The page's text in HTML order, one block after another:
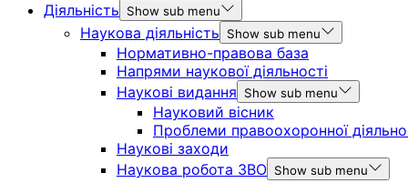
Діяльність
Show sub menu
Наукова діяльність Show sub menu
Нормативно-правова база
Напрями наукової діяльності
Наукові видання
Show sub menu
Науковий вісник
Проблеми правоохоронної
Наукові заходи
Наукова робота ЗВО Show sub menu